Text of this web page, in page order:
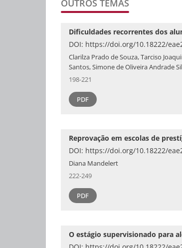
OUTROS TEMAS
Dificuldades recorrentes dos
DOI: https://doi.org/10.18222/
Clarilza Prado de Souza, Tarciso
Santos, Simone de Oliveira Andrade
198-221
PDF
Reprovação em escolas de
DOI: https://doi.org/10.18222/
Diana Mandelert
222-249
PDF
O estágio supervisionado para